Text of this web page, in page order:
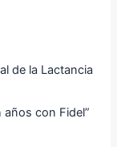
de la Lactancia
con Fidel”